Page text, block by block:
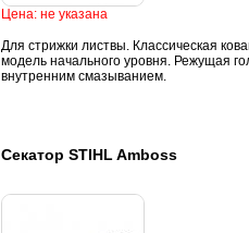
Цена: не указана
Для стрижки листвы. Классическая
модель начального уровня. Режущая
внутренним смазыванием.
Секатор STIHL Amboss